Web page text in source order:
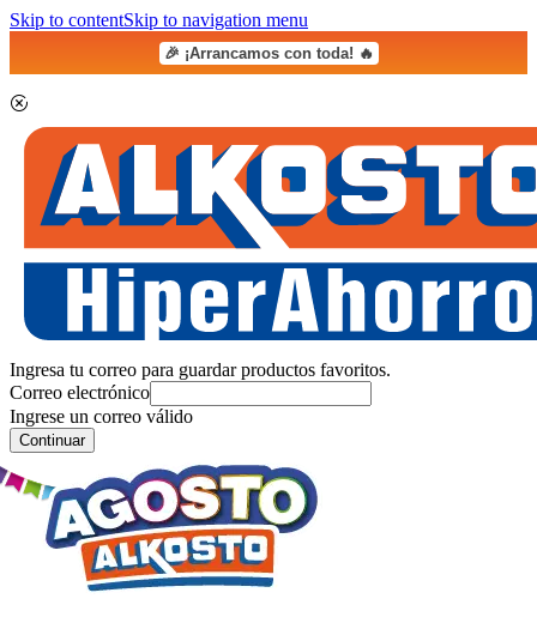
Skip to contentSkip to navigation menu
🎉 ¡Arrancamos con toda! 🔥
Ingresa tu correo para guardar productos favoritos.
Correo electrónico
Ingrese un correo válido
Continuar